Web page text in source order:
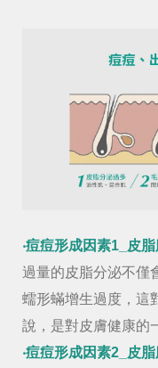
‧痘痘形成因素1_皮
過量的皮脂分泌不僅
蠕形蟎增生過度，這
說，是對皮膚健康的
‧痘痘形成因素2_皮